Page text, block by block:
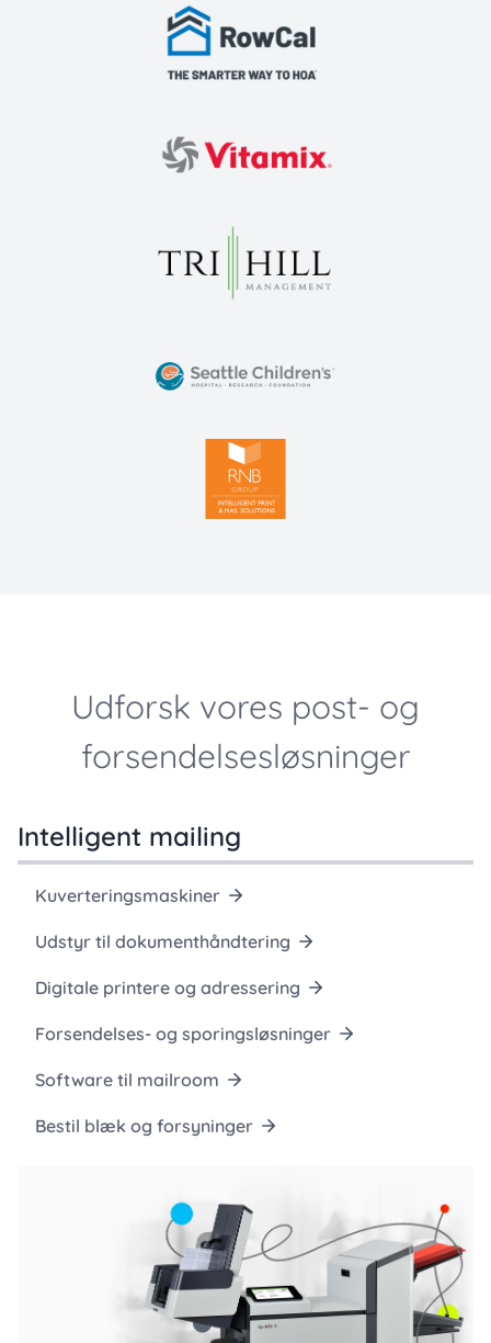
Udforsk vores post- og
forsendelsesløsninger
Intelligent mailing
Kuverteringsmaskiner
Udstyr til dokumenthåndtering
Digitale printere og adressering
Forsendelses- og sporingsløsninger
Software til mailroom
Bestil blæk og forsyninger